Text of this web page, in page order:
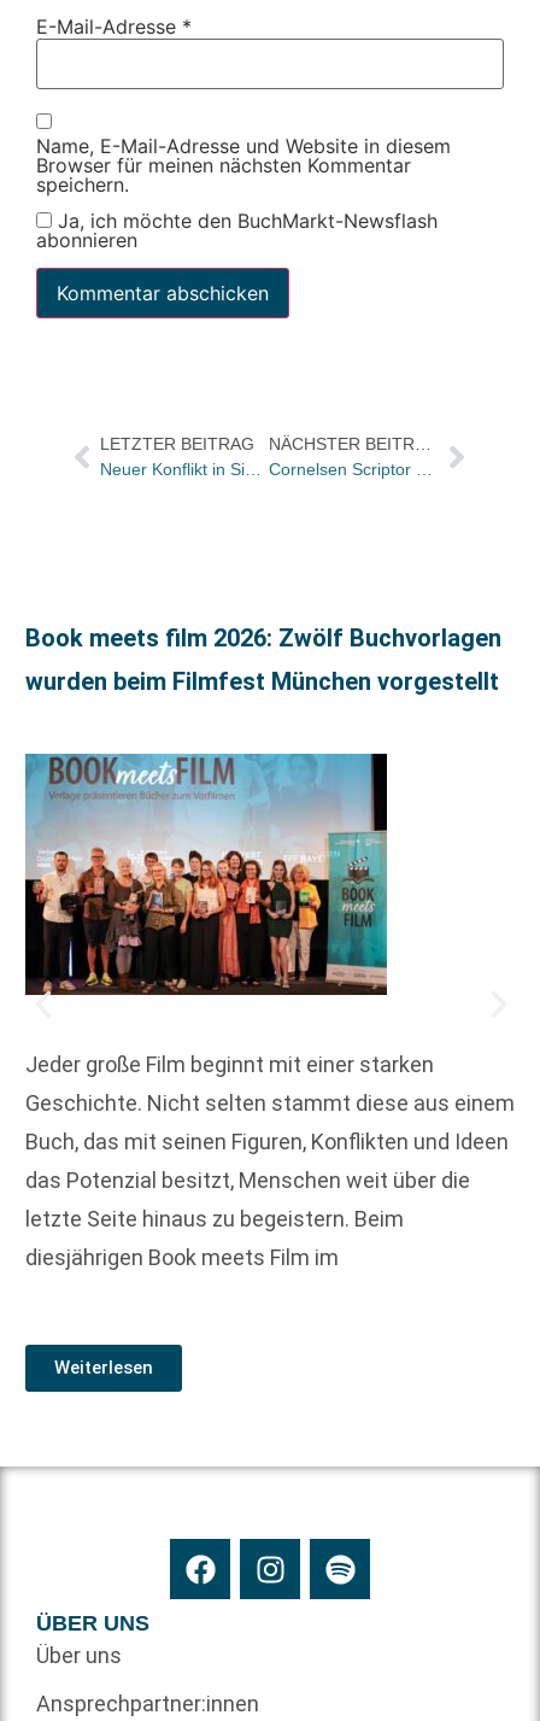
E-Mail-Adresse *
Name, E-Mail-Adresse und Website in diesem
Browser für meinen nächsten Kommentar
speichern.
Ja, ich möchte den BuchMarkt-Newsflash
abonnieren
LETZTER BEITRAG
Neuer Konflikt in Sicht: Michael Kernstocks Wiederwahl zum Fachobmann gefährdet?
Book meets film 2026: Zwölf Buchvorlagen
wurden beim Filmfest München vorgestellt
Jeder große Film beginnt mit einer starken
Geschichte. Nicht selten stammt diese aus einem
Buch, das mit seinen Figuren, Konflikten und Ideen
das Potenzial besitzt, Menschen weit über die
letzte Seite hinaus zu begeistern. Beim
diesjährigen Book meets Film im
Weiterlesen
ÜBER UNS
Über uns
Ansprechpartner:innen